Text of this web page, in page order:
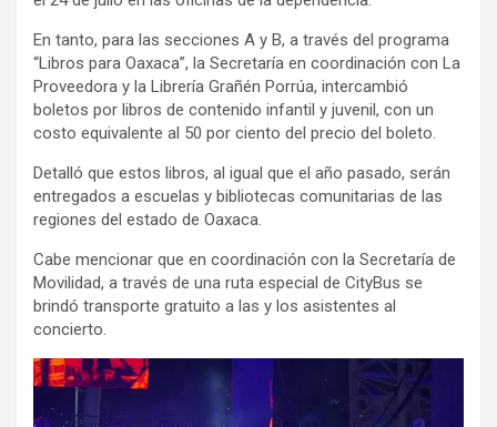
En tanto, para las secciones A y B, a través del programa
“Libros para Oaxaca”, la Secretaría en coordinación con La
Proveedora y la Librería Grañén Porrúa, intercambió
boletos por libros de contenido infantil y juvenil, con un
costo equivalente al 50 por ciento del precio del boleto.
Detalló que estos libros, al igual que el año pasado, serán
entregados a escuelas y bibliotecas comunitarias de las
regiones del estado de Oaxaca.
Cabe mencionar que en coordinación con la Secretaría de
Movilidad, a través de una ruta especial de CityBus se
brindó transporte gratuito a las y los asistentes al
concierto.